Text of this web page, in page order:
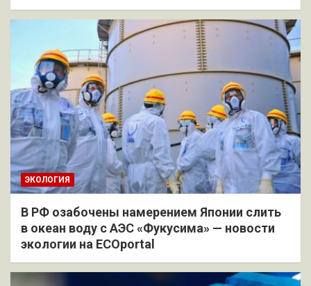
ЭКОЛОГИЯ
В РФ озабочены намерением Японии слить
в океан воду с АЭС «Фукусима» — новости
экологии на ECOportal